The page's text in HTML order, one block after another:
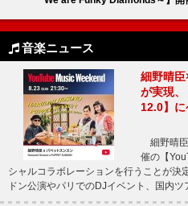
音楽ニュース
細野晴
が実現
12.0】
細野晴臣
催の【
シャルコラボレーションを行うことが
ドン公演やパリでのDJイベント、国内